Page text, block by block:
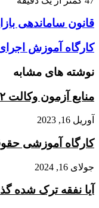
قانون
ساماندهی
بازار
زمین
و
مسکن
اجاره
بها
قانون ساماندهی
کارگاه
آموزش
اجرای
احکام
کیفری
کارگاه آموزش
نوشته های مشابه
منابع آزمون وکالت ۱۴۰۲
آوریل 16, 2023
کارگاه آموزشی
جولای 16, 2024
آیا نفقه ترک شده